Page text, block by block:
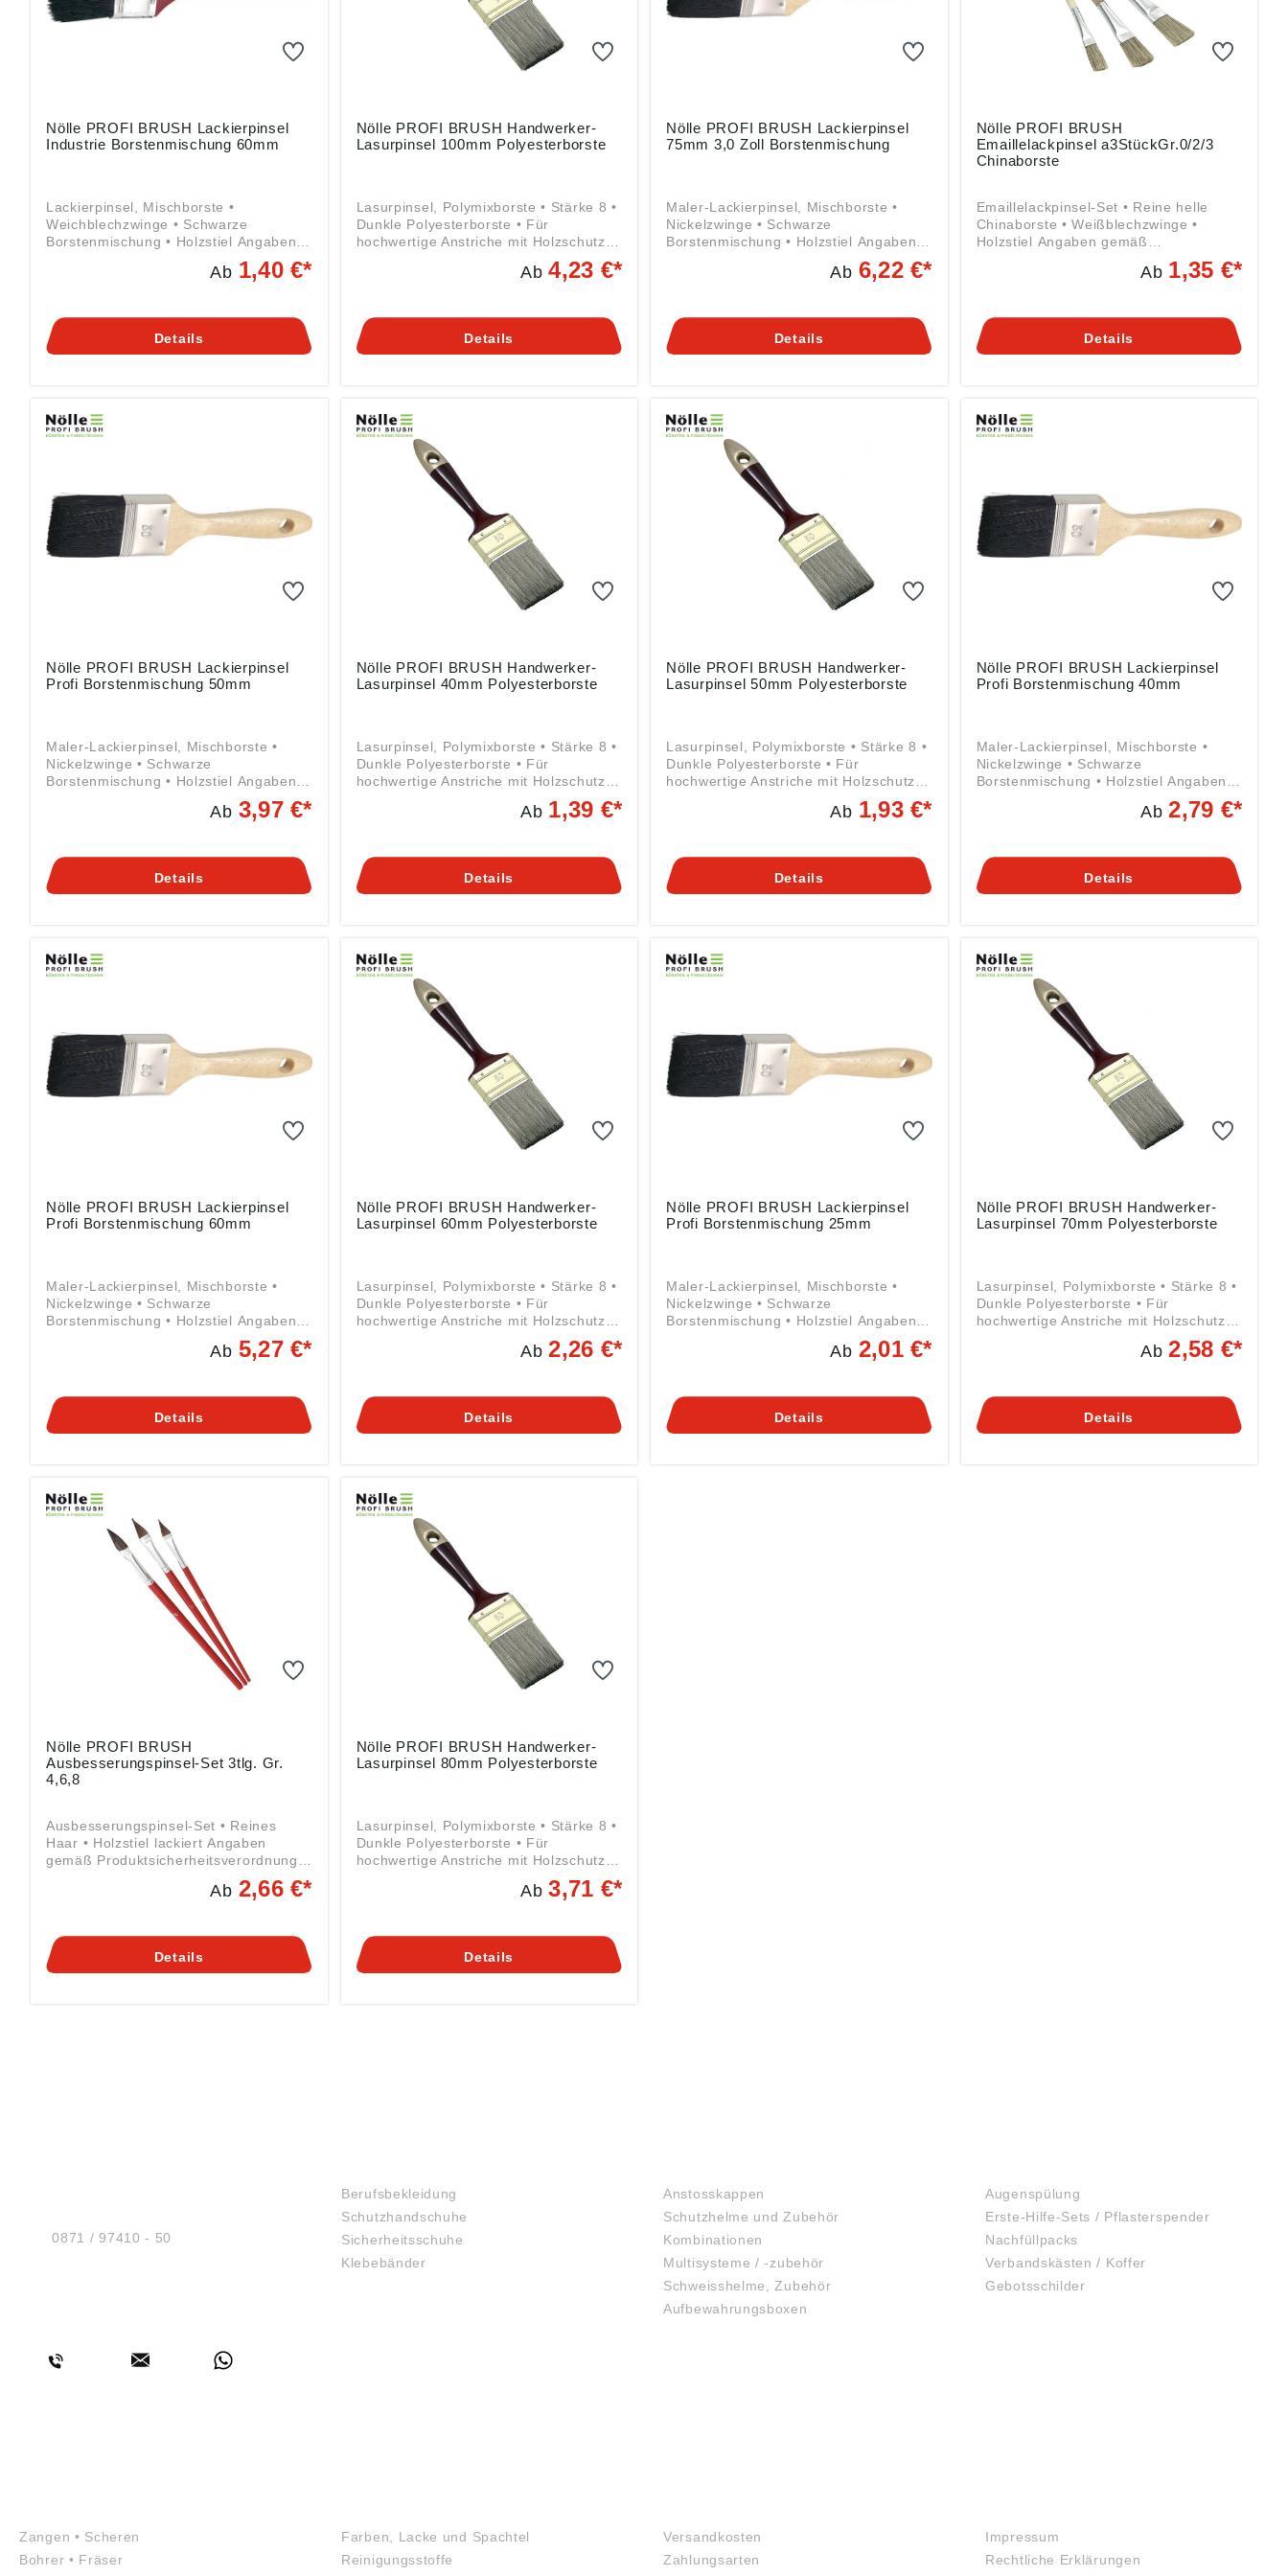
Nölle PROFI BRUSH Lackierpinsel
Industrie Borstenmischung 60mm
Lackierpinsel, Mischborste •
Weichblechzwinge • Schwarze
Borstenmischung • Holzstiel Angaben
gemäß Produktsicherheitsverordnung
((EU) 2023/998): Nölle Profi Brush
DE, info@n-p-b.de
Ab 1,40 €*
Details
Nölle PROFI BRUSH Handwerker-
Lasurpinsel 100mm Polyesterborste
Lasurpinsel, Polymixborste • Stärke 8 •
Dunkle Polyesterborste • Für
hochwertige Anstriche mit Holzschutz-
Lacken und Lasuren • Messingzwinge •
Pinseltechnik e.K., Simonshöfchen 57,
42327 Wuppertal, DE, info@n-p-b.de
Ab4,23 €*
Details
Nölle PROFI BRUSH Lackierpinsel
75mm 3,0 Zoll Borstenmischung
Maler-Lackierpinsel, Mischborste •
Nickelzwinge • Schwarze
Borstenmischung • Holzstiel Angaben
gemäß Produktsicherheitsverordnung
((EU) 2023/998): Nölle Profi Brush
DE, info@n-p-b.de
Ab 6,22 €*
Details
Nölle PROFI BRUSH
Emaillelackpinsel a3StückGr.0/2/3
Chinaborste
Emaillelackpinsel-Set • Reine helle
Chinaborste • Weißblechzwinge •
Holzstiel Angaben gemäß
Produktsicherheitsverordnung ((EU)
2023/998): Nölle Profi Brush Bürsten- &
Ab 1,35 €*
Details
Nölle PROFI BRUSH Lackierpinsel
Profi Borstenmischung 50mm
Maler-Lackierpinsel, Mischborste •
Nickelzwinge • Schwarze
Borstenmischung • Holzstiel Angaben
gemäß Produktsicherheitsverordnung
((EU) 2023/998): Nölle Profi Brush
DE, info@n-p-b.de
Ab 3,97 €*
Details
Nölle PROFI BRUSH Handwerker-
Lasurpinsel 40mm Polyesterborste
Lasurpinsel, Polymixborste • Stärke 8 •
Dunkle Polyesterborste • Für
hochwertige Anstriche mit Holzschutz-
Lacken und Lasuren • Messingzwinge •
Pinseltechnik e.K., Simonshöfchen 57,
42327 Wuppertal, DE, info@n-p-b.de
Ab 1,39 €*
Details
Nölle PROFI BRUSH Handwerker-
Lasurpinsel 50mm Polyesterborste
Lasurpinsel, Polymixborste • Stärke 8 •
Dunkle Polyesterborste • Für
hochwertige Anstriche mit Holzschutz-
Lacken und Lasuren • Messingzwinge •
Pinseltechnik e.K., Simonshöfchen 57,
42327 Wuppertal, DE, info@n-p-b.de
Ab 1,93 €*
Details
Nölle PROFI BRUSH Lackierpinsel
Profi Borstenmischung 40mm
Maler-Lackierpinsel, Mischborste •
Nickelzwinge • Schwarze
Borstenmischung • Holzstiel Angaben
gemäß Produktsicherheitsverordnung
((EU) 2023/998): Nölle Profi Brush
DE, info@n-p-b.de
Ab2,79 €*
Details
Nölle PROFI BRUSH Lackierpinsel
Profi Borstenmischung 60mm
Maler-Lackierpinsel, Mischborste •
Nickelzwinge • Schwarze
Borstenmischung • Holzstiel Angaben
gemäß Produktsicherheitsverordnung
((EU) 2023/998): Nölle Profi Brush
DE, info@n-p-b.de
Ab 5,27 €*
Details
Nölle PROFI BRUSH Handwerker-
Lasurpinsel 60mm Polyesterborste
Lasurpinsel, Polymixborste • Stärke 8 •
Dunkle Polyesterborste • Für
hochwertige Anstriche mit Holzschutz-
Lacken und Lasuren • Messingzwinge •
Pinseltechnik e.K., Simonshöfchen 57,
42327 Wuppertal, DE, info@n-p-b.de
Ab2,26 €*
Details
Nölle PROFI BRUSH Lackierpinsel
Profi Borstenmischung 25mm
Maler-Lackierpinsel, Mischborste •
Nickelzwinge • Schwarze
Borstenmischung • Holzstiel Angaben
gemäß Produktsicherheitsverordnung
((EU) 2023/998): Nölle Profi Brush
DE, info@n-p-b.de
Ab 2,01 €*
Details
Nölle PROFI BRUSH Handwerker-
Lasurpinsel 70mm Polyesterborste
Lasurpinsel, Polymixborste • Stärke 8 •
Dunkle Polyesterborste • Für
hochwertige Anstriche mit Holzschutz-
Lacken und Lasuren • Messingzwinge •
Pinseltechnik e.K., Simonshöfchen 57,
42327 Wuppertal, DE, info@n-p-b.de
Ab2,58 €*
Details
Nölle PROFI BRUSH
Ausbesserungspinsel-Set 3tlg. Gr.
4,6,8
Ausbesserungspinsel-Set • Reines
Haar • Holzstiel lackiert Angaben
gemäß Produktsicherheitsverordnung
((EU) 2023/998): Nölle Profi Brush
Bürsten- & Pinseltechnik e.K.,
Ab 2,66 €*
Details
Nölle PROFI BRUSH Handwerker-
Lasurpinsel 80mm Polyesterborste
Lasurpinsel, Polymixborste • Stärke 8 •
Dunkle Polyesterborste • Für
hochwertige Anstriche mit Holzschutz-
Lacken und Lasuren • Messingzwinge •
Pinseltechnik e.K., Simonshöfchen 57,
42327 Wuppertal, DE, info@n-p-b.de
Ab3,71 €*
Details
Tel.:0871 / 97410 - 50
Berufsbekleidung
Schutzhandschuhe
Sicherheitsschuhe
Klebebänder
Anstosskappen
Schutzhelme und Zubehör
Kombinationen
Multisysteme / -zubehör
Schweisshelme, Zubehör
Aufbewahrungsboxen
Augenspülung
Erste-Hilfe-Sets / Pflasterspender
Nachfüllpacks
Verbandskästen / Koffer
Gebotsschilder
Zangen • Scheren
Bohrer • Fräser
Farben, Lacke und Spachtel
Reinigungsstoffe
Versandkosten
Zahlungsarten
Impressum
Rechtliche Erklärungen